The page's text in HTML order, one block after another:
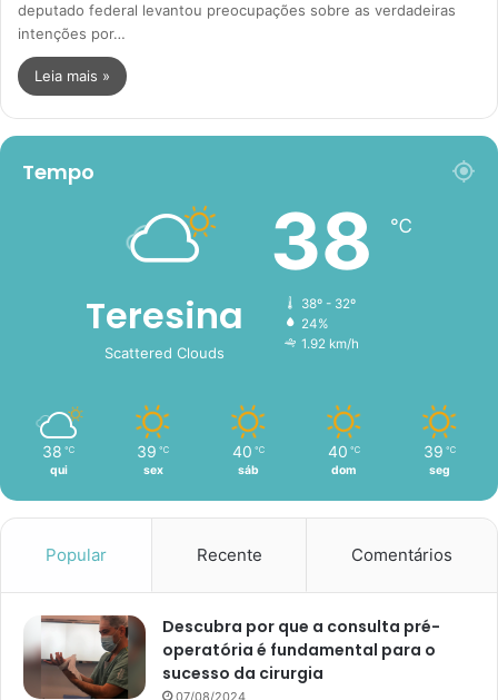
deputado federal levantou preocupações sobre as verdadeiras
intenções por…
Leia mais »
Tempo
Teresina
Scattered Clouds
38 ℃
38º - 32º
24%
1.92 km/h
38 ℃
qui
39 ℃
sex
40 ℃
sáb
40 ℃
dom
39 ℃
seg
Popular Recente Comentários
Descubra por que a consulta pré-
operatória é fundamental para o
sucesso da cirurgia
07/08/2024